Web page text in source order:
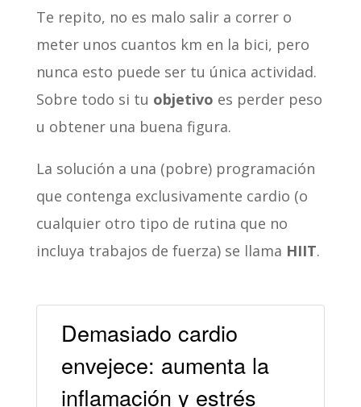
Te repito, no es malo salir a correr o
meter unos cuantos km en la bici, pero
nunca esto puede ser tu única actividad.
Sobre todo si tu objetivo es perder peso
u obtener una buena figura.
La solución a una (pobre) programación
que contenga exclusivamente cardio (o
cualquier otro tipo de rutina que no
incluya trabajos de fuerza) se llama HIIT.
Demasiado cardio
envejece: aumenta la
inflamación y estrés